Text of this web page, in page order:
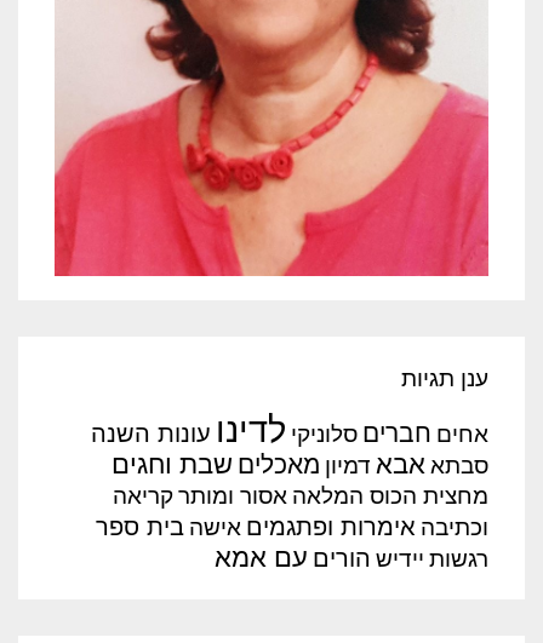
ענן תגיות
אחים חברים סלוניקי לדינו עונות השנה
סבתא אבא דמיון מאכלים שבת וחגים
מחצית הכוס המלאה אסור ומותרקריאה
וכתיבה אימרות ופתגמים אישה בית ספר
רגשות יידיש הורים עם אמא